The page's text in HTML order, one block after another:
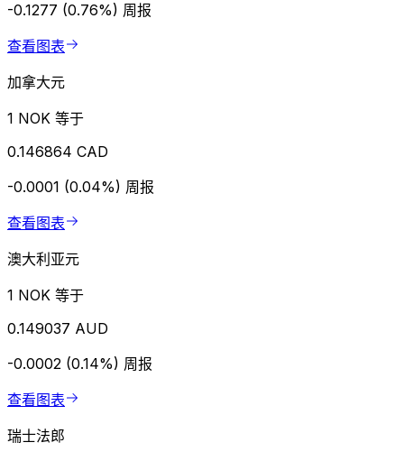
-0.1277 (0.76%) 周报
查看图表
加拿大元
1 NOK 等于
0.146864 CAD
-0.0001 (0.04%) 周报
查看图表
澳大利亚元
1 NOK 等于
0.149037 AUD
-0.0002 (0.14%) 周报
查看图表
瑞士法郎